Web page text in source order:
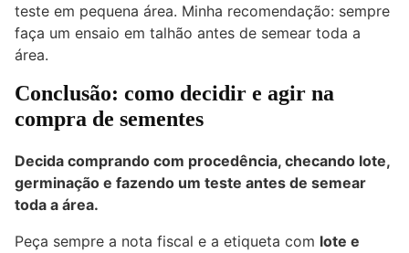
teste em pequena área. Minha recomendação: sempre
faça um ensaio em talhão antes de semear toda a
área.
Conclusão: como decidir e agir na
compra de sementes
Decida comprando com procedência, checando lote,
germinação e fazendo um teste antes de semear
toda a área.
Peça sempre a nota fiscal e a etiqueta com lote e